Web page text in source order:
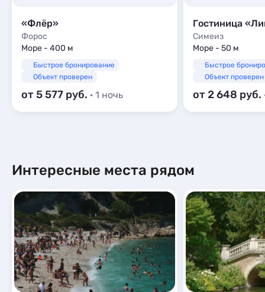
«Флёр»
Форос
Море - 400 м
Быстрое бронирование
Объект проверен
от 5 577 · 1 ночь
Гостиница
Симеиз
Море - 50 м
Быстрое
Объект проверен
от 2 648
Интересные места рядом